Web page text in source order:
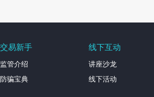
交易新手
监管介绍
防骗宝典
线下互动
讲座沙龙
线下活动